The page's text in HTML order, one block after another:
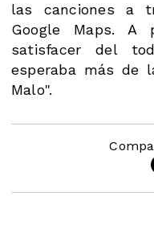
las canciones a
Google Maps.
satisfacer del
esperaba más de
Malo".